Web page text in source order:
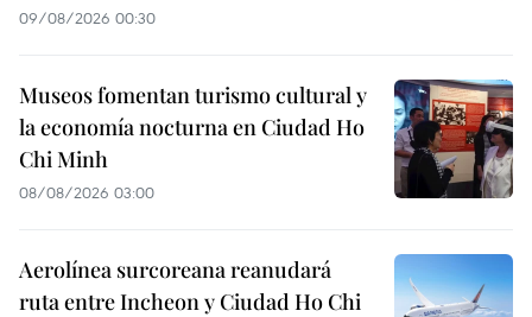
09/08/2026 00:30
Museos fomentan turismo cultural y
la economía nocturna en Ciudad Ho
Chi Minh
08/08/2026 03:00
Aerolínea surcoreana reanudará
ruta entre Incheon y Ciudad Ho Chi